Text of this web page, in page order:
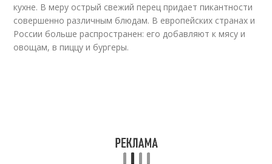
кухне. В меру острый свежий перец придает пикантности
совершенно различным блюдам. В европейских странах и
России больше распространен: его добавляют к мясу и
овощам, в пиццу и бургеры.